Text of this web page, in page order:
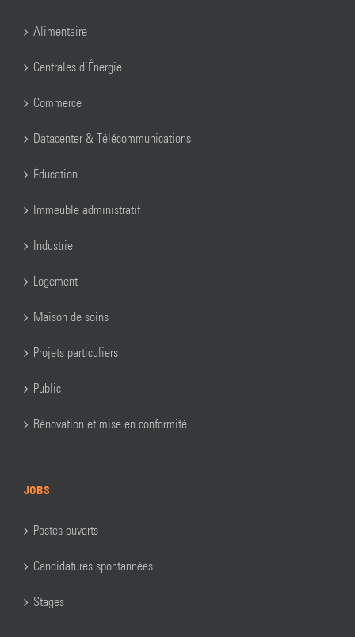
Alimentaire
Centrales d’Énergie
Commerce
Datacenter & Télécommunications
Éducation
Immeuble administratif
Industrie
Logement
Maison de soins
Projets particuliers
Public
Rénovation et mise en conformité
JOBS
Postes ouverts
Candidatures spontannées
Stages